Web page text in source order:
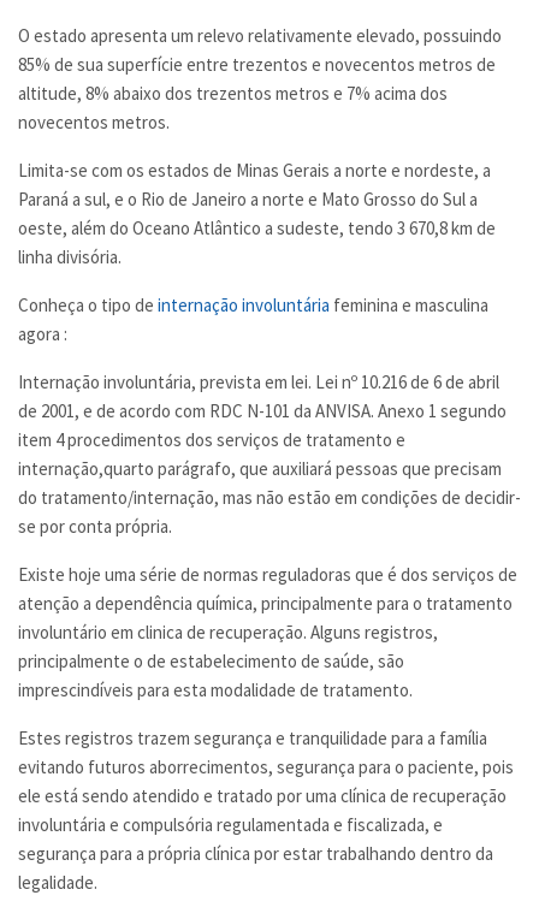
O estado apresenta um relevo relativamente elevado, possuindo
85% de sua superfície entre trezentos e novecentos metros de
altitude, 8% abaixo dos trezentos metros e 7% acima dos
novecentos metros.
Limita-se com os estados de Minas Gerais a norte e nordeste, a
Paraná a sul, e o Rio de Janeiro a norte e Mato Grosso do Sul a
oeste, além do Oceano Atlântico a sudeste, tendo 3 670,8 km de
linha divisória.
Conheça o tipo de internação involuntária feminina e masculina
agora :
Internação involuntária, prevista em lei. Lei nº 10.216 de 6 de abril
de 2001, e de acordo com RDC N-101 da ANVISA. Anexo 1 segundo
item 4 procedimentos dos serviços de tratamento e
internação,quarto parágrafo, que auxiliará pessoas que precisam
do tratamento/internação, mas não estão em condições de decidir-
se por conta própria.
Existe hoje uma série de normas reguladoras que é dos serviços de
atenção a dependência química, principalmente para o tratamento
involuntário em clinica de recuperação. Alguns registros,
principalmente o de estabelecimento de saúde, são
imprescindíveis para esta modalidade de tratamento.
Estes registros trazem segurança e tranquilidade para a família
evitando futuros aborrecimentos, segurança para o paciente, pois
ele está sendo atendido e tratado por uma clínica de recuperação
involuntária e compulsória regulamentada e fiscalizada, e
segurança para a própria clínica por estar trabalhando dentro da
legalidade.